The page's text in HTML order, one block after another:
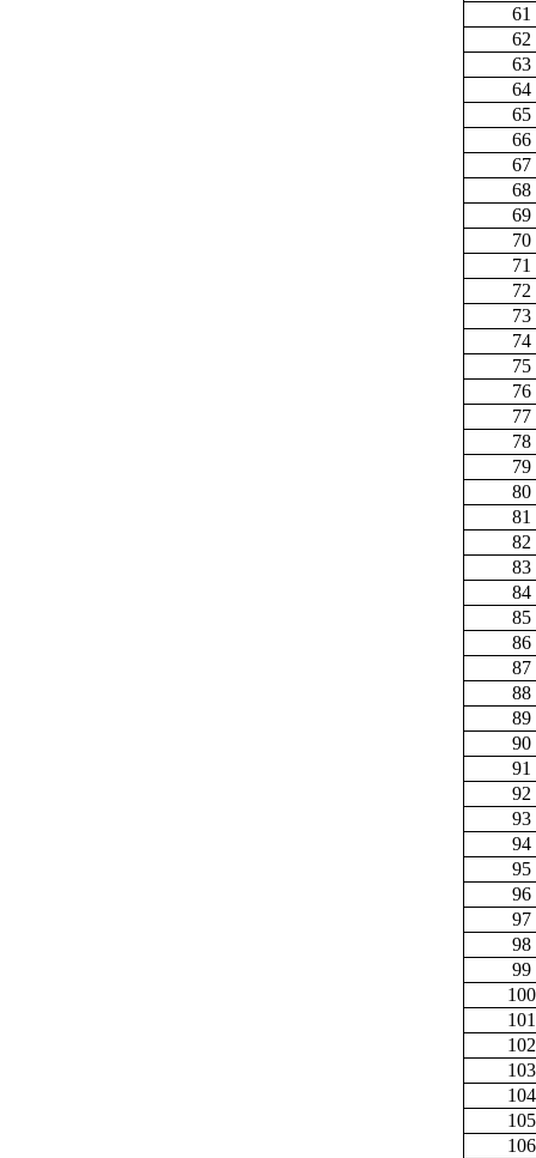
61
62
63
64
65
66
67
68
69
70
71
72
73
74
75
76
77
78
79
80
81
82
83
84
85
86
87
88
89
90
91
92
93
94
95
96
97
98
99
100
101
102
103
104
105
106